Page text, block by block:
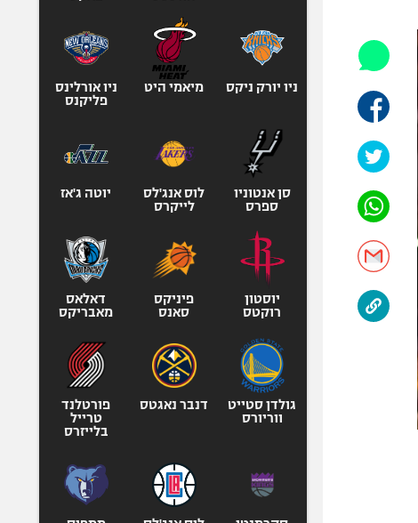
אופניים
ספורט מוטורי
כדורמים
בייסבול MLB
ספורט אתגרי
אומנויות לחימה
ניו יורק ניקס מיאמי היט
ניו אורלינס
פליקנס
סן אנטוניו
ספרס
לוס אנג'לס
לייקרס
יוטה ג'אז
יוסטון
רוקטס
פיניקס
סאנס
דאלאס
מאבריקס
גולדן סטייט
ווריורס
דנבר נאגטס
פורטלנד
טרייל
בלייזרס